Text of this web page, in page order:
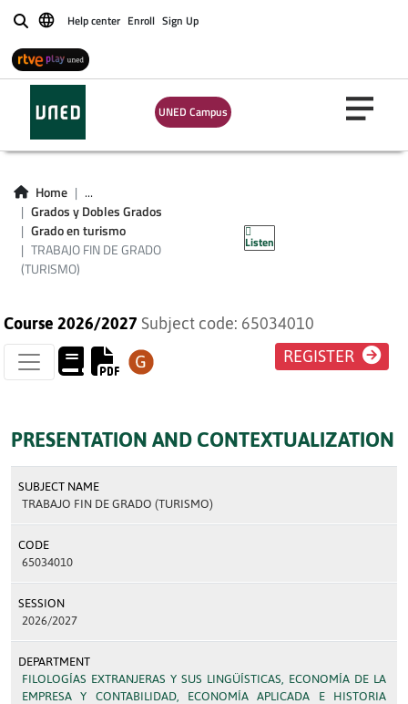
BuscarHelp center Enroll Sign Up
UNED Campus
Home
...
Grados y Dobles Grados
Grado en turismo
TRABAJO FIN DE GRADO
(TURISMO)
Listen
TRABAJO FIN DE
GRADO (TURISMO)
Course 2026/2027 Subject code: 65034010
REGISTER
PRESENTATION AND CONTEXTUALIZATION
SUBJECT NAME
TRABAJO FIN DE GRADO (TURISMO)
CODE
65034010
SESSION
2026/2027
DEPARTMENT
FILOLOGÍAS EXTRANJERAS Y SUS LINGÜÍSTICAS, ECONOMÍA DE LA
EMPRESA Y CONTABILIDAD, ECONOMÍA APLICADA E HISTORIA